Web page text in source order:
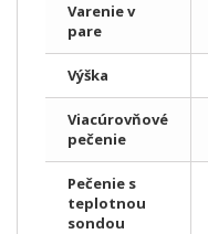
Varenie v
pare
Výška
Viacúrovňové
pečenie
Pečenie s
teplotnou
sondou